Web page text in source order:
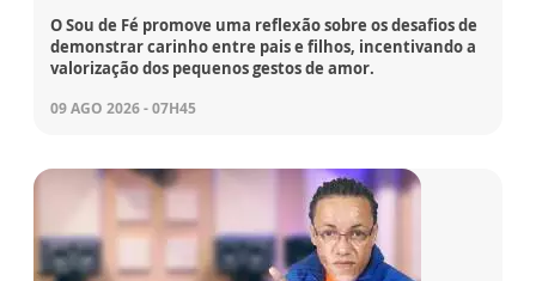
O Sou de Fé promove uma reflexão sobre os desafios de
demonstrar carinho entre pais e filhos, incentivando a
valorização dos pequenos gestos de amor.
09 AGO 2026 - 07H45